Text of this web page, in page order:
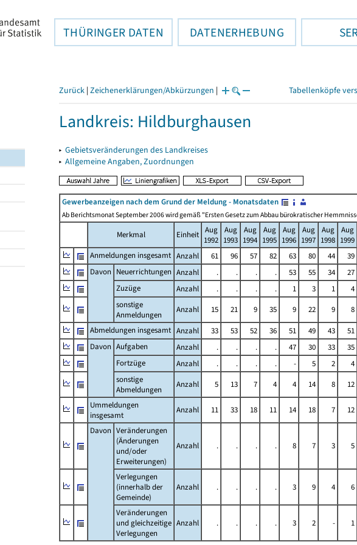
THÜRINGER DATEN DATENERHEBUNG
Zurück | Zeichenerklärungen/Abkürzungen | Tabellenköpfe
Landkreis: Hildburghausen
▸ Gebietsveränderungen des Landkreises
▸ Allgemeine Angaben, Zuordnungen
Gewerbeanzeigen nach dem Grund der Meldung - Monatsdaten
Ab Berichtsmonat September 2006 wird gemäß "Ersten Gesetz zum Abbau bürokratischer
Merkmal Einheit Aug
1992
Aug
1993
Aug
1994
Aug
1995
Aug
1996
Aug
1997
Aug
1998
Aug
1999
Anmeldungen insgesamt Anzahl 61 96 57 82 63 80 44 39
Davon Neuerrichtungen Anzahl . . . . 53 55 34 27
Zuzüge
Anzahl . . . . 1 3 1 4
sonstige
Anmeldungen
Anzahl 15 21 9 35 9 22 9 8
Abmeldungen insgesamt Anzahl 33 53 52 36 51 49 43 51
Davon Aufgaben Anzahl . . . . 47 30 33 35
Fortzüge
Anzahl . . . . - 5 2 4
sonstige
Abmeldungen
Anzahl 5 13 7 4 4 14 8 12
Ummeldungen
insgesamt
Anzahl 11 33 18 11 14 18 7 12
Davon Veränderungen
(Änderungen
und/oder
Erweiterungen)
Anzahl . . . . 8 7 3 5
Verlegungen
(innerhalb der
Gemeinde)
Anzahl . . . . 3 9 4 6
Veränderungen
und gleichzeitige
Verlegungen
Anzahl . . . . 3 2 - 1